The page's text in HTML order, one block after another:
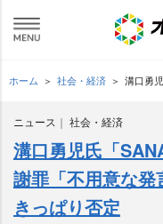
ホーム 社会・経済 溝口勇
ニュース 社会・経済
溝口勇児氏「
謝罪「不用意な発
きっぱり否定